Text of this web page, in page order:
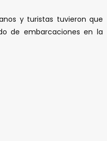
y turistas tuvieron que
de embarcaciones en la